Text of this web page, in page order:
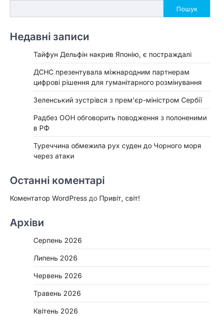
Пошук
Недавні записи
Тайфун Дельфін накрив Японію, є постраждалі
ДСНС презентувала міжнародним партнерам
цифрові рішення для гуманітарного розмінування
Зеленський зустрівся з прем’єр-міністром Сербії
Радбез ООН обговорить поводження з полоненими
в РФ
Туреччина обмежила рух суден до Чорного моря
через атаки
Останні коментарі
Коментатор WordPress до Привіт, світ!
Архіви
Серпень 2026
Липень 2026
Червень 2026
Травень 2026
Квітень 2026